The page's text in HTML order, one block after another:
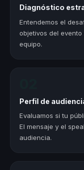
Diagnóstico
Entendemos el
objetivos del
equipo.
Perfil de
Evaluamos si tu
El mensaje y el
audiencia.